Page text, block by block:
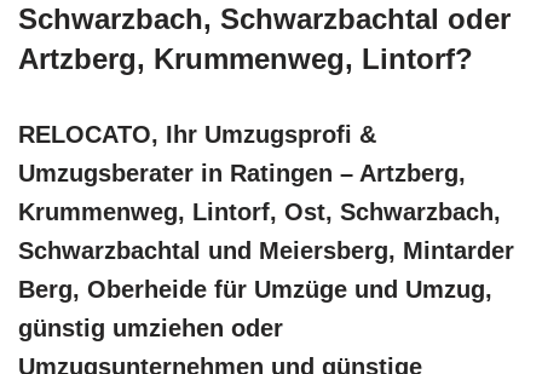
Schwarzbach, Schwarzbachtal oder
Artzberg, Krummenweg, Lintorf?
RELOCATO, Ihr Umzugsprofi &
Umzugsberater in Ratingen – Artzberg,
Krummenweg, Lintorf, Ost, Schwarzbach,
Schwarzbachtal und Meiersberg, Mintarder
Berg, Oberheide für Umzüge und Umzug,
günstig umziehen oder
Umzugsunternehmen und günstige